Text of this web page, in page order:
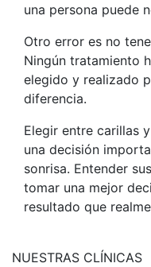
una persona puede
Otro error es no
Ningún tratamiento
elegido y realizado
diferencia.
Elegir entre carillas
una decisión
sonrisa. Entender
tomar una mejor
resultado que
NUESTRAS CLÍNICAS